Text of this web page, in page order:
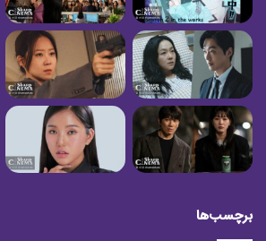
برچسب‌ها